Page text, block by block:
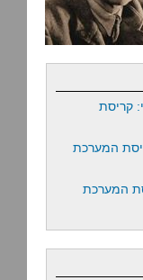
קריסת
המערכת
המערכת